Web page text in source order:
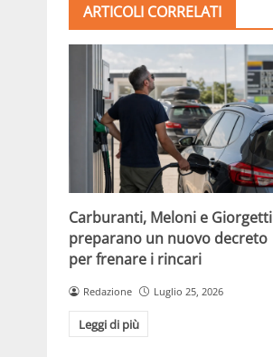
ARTICOLI CORRELATI
Carburanti, Meloni e Giorgetti
preparano un nuovo decreto
per frenare i rincari
Redazione Luglio 25, 2026
Leggi di più